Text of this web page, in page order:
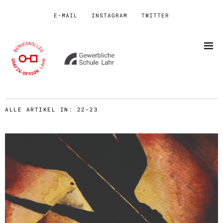
E-MAIL INSTAGRAM TWITTER
ALLE ARTIKEL IN: 22-23